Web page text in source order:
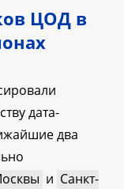
ЦОД в
дата-
два
и Санкт-